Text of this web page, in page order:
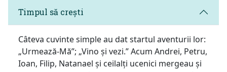
Timpul să crești
Câteva cuvinte simple au dat startul aventurii lor:
„Urmează-Mă”; „Vino și vezi.” Acum Andrei, Petru,
Ioan, Filip, Natanael și ceilalți ucenici mergeau și